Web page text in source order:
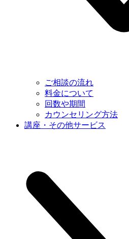
ご相談の流れ
料金について
回数や期間
カウンセリング方法
講座・その他サービス